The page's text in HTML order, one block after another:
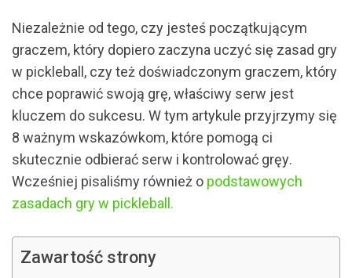
Niezależnie od tego, czy jesteś początkującym
graczem, który dopiero zaczyna uczyć się zasad gry
w pickleball, czy też doświadczonym graczem, który
chce poprawić swoją grę, właściwy serw jest
kluczem do sukcesu. W tym artykule przyjrzymy się
8 ważnym wskazówkom, które pomogą ci
skutecznie odbierać serw i kontrolować gręу.
Wcześniej pisaliśmy również o podstawowych
zasadach gry w pickleball.
Zawartość strony